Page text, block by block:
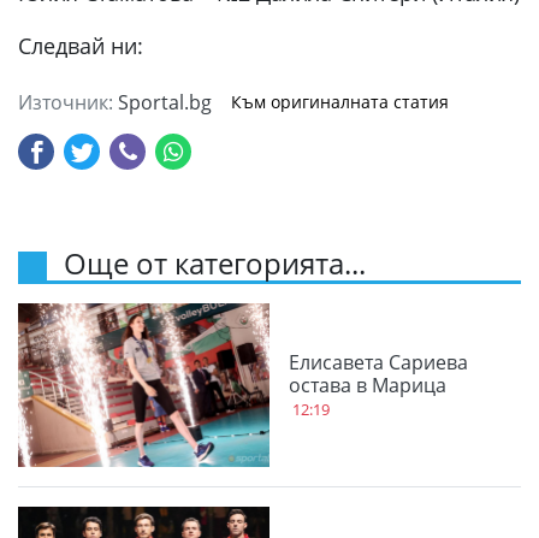
Следвай ни:
Източник: Sportal.bg Към оригиналната статия
Още от категорията...
Елисавета Сариева
остава в Марица
12:19